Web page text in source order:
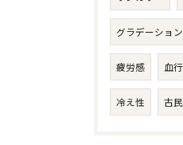
グラデーション
疲労感 血
冷え性 古